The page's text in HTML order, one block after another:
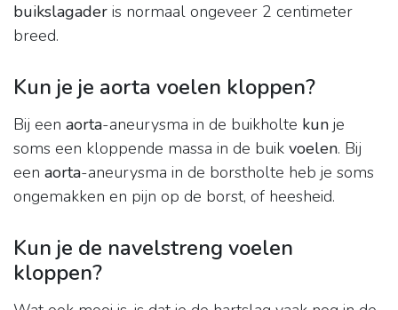
buikslagader is normaal ongeveer 2 centimeter
breed.
Kun je je aorta voelen kloppen?
Bij een aorta-aneurysma in de buikholte kun je
soms een kloppende massa in de buik voelen. Bij
een aorta-aneurysma in de borstholte heb je soms
ongemakken en pijn op de borst, of heesheid.
Kun je de navelstreng voelen
kloppen?